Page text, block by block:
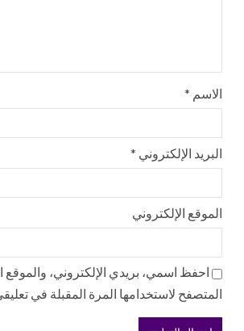
الاسم *
البريد الإلكتروني *
الموقع الإلكتروني
احفظ اسمي، بريدي الإلكتروني، والموقع
المتصفح لاستخدامها المرة المقبلة في